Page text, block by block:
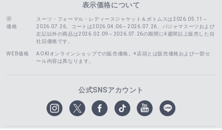
表示価格について
価格
スーツ・フォーマル・レディースジャケット＆ボトムスは2026.05.11～
2026.07.26、コートは2026.04.06～2026.07.26、
パジャマスーツおよび
左記以外の商品は2026.02.09～2026.07.26の期間に4週間以上販売した自
社旧価格です。
WEB価格
AOKIオンラインショップでの販売価格。※店頭とは販売価格および一部セ
ール内容は異なります。
公式SNSアカウント